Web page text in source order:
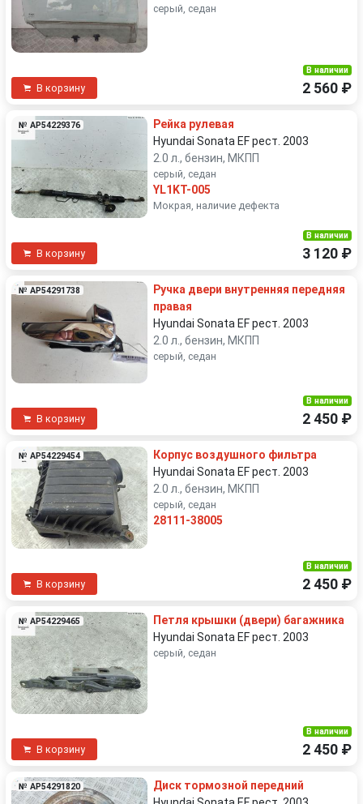
серый, седан
В корзину
В наличии
2 560 ₽
№ AP54229376
Рейка рулевая
Hyundai Sonata EF рест. 2003
2.0 л., бензин, МКПП
серый, седан
YL1KT-005
Мокрая, наличие дефекта
В корзину
В наличии
3 120 ₽
№ AP54291738
Ручка двери внутренняя передняя
правая
Hyundai Sonata EF рест. 2003
2.0 л., бензин, МКПП
серый, седан
В корзину
В наличии
2 450 ₽
№ AP54229454
Корпус воздушного фильтра
Hyundai Sonata EF рест. 2003
2.0 л., бензин, МКПП
серый, седан
28111-38005
В корзину
В наличии
2 450 ₽
№ AP54229465
Петля крышки (двери) багажника
Hyundai Sonata EF рест. 2003
серый, седан
В корзину
В наличии
2 450 ₽
№ AP54291820
Диск тормозной передний